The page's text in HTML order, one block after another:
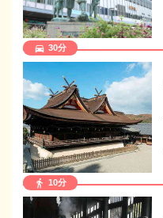
directions_car 30分
directions_walk 10分